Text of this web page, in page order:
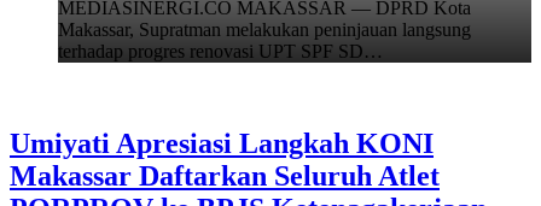
MEDIASINERGI.CO MAKASSAR — DPRD Kota
Makassar, Supratman melakukan peninjauan langsung
terhadap progres renovasi UPT SPF SD…
Umiyati Apresiasi Langkah KONI
Makassar Daftarkan Seluruh Atlet